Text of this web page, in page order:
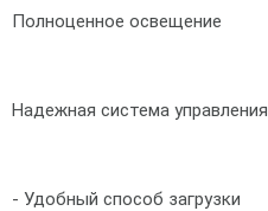
Полноценное освещение
Надежная система управления
- Удобный способ загрузки